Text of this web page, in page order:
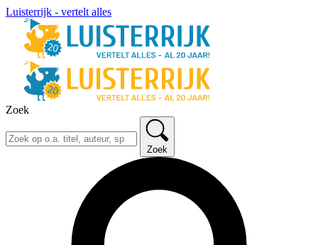
Luisterrijk - vertelt alles
Zoek
Zoek